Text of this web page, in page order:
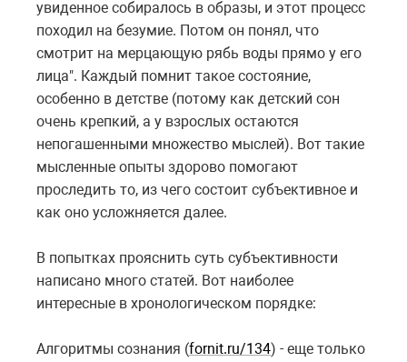
увиденное собиралось в образы, и этот процесс
походил на безумие. Потом он понял, что
смотрит на мерцающую рябь воды прямо у его
лица". Каждый помнит такое состояние,
особенно в детстве (потому как детский сон
очень крепкий, а у взрослых остаются
непогашенными множество мыслей). Вот такие
мысленные опыты здорово помогают
проследить то, из чего состоит субъективное и
как оно усложняется далее.
В попытках прояснить суть субъективности
написано много статей. Вот наиболее
интересные в хронологическом порядке:
Алгоритмы сознания (fornit.ru/134) - еще только